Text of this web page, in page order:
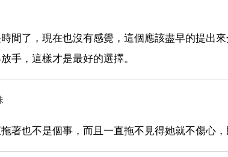
間了，現在也沒有感覺，這個應該盡早的提出
手，這樣才是最好的選擇。
著也不是個事，而且一直拖不見得她就不傷心